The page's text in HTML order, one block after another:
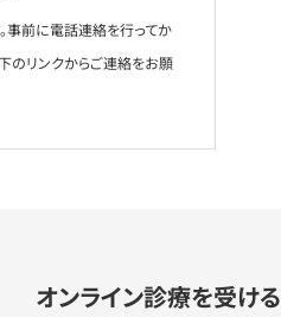
事前に電話連絡を行ってか
のリンクからご連絡をお願
オンライン診療を受ける